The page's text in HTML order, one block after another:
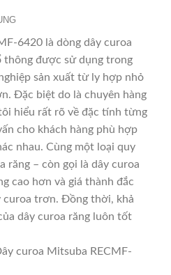
6420 là dòng dây curoa
thông được sử dụng trong
sản xuất từ ly hợp nhỏ
Đặc biệt do là chuyên hàng
hiểu rất rõ về đặc tính từng
cho khách hàng phù hợp
nhau. Cùng một loại quy
răng – còn gọi là dây curoa
cao hơn và giá thành đắc
curoa trơn. Đồng thời, khả
dây curoa răng luôn tốt
curoa Mitsuba RECMF-